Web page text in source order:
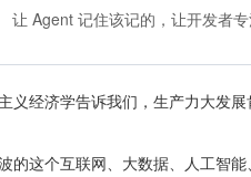
让 Agent 记住该记的，让开发者
义经济学告诉我们，生产力大发
的这个互联网、大数据、人工智